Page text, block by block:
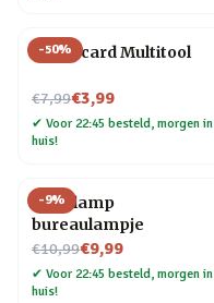
-50%
Creditcard Multitool
€7,99
Nu voor€3,99
✔ Voor 22:45 besteld, morgen in
huis!
-9%
Gloeilamp
bureaulampje
€10,99
Nu voor€9,99
✔ Voor 22:45 besteld, morgen in
huis!